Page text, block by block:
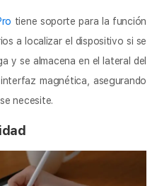
tiene soporte para la función
a localizar el dispositivo si se
y se almacena en el lateral del
magnética, asegurando
necesite.